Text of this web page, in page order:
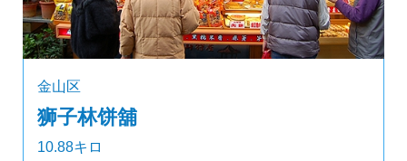
金山区
狮子林饼舖
10.88キロ